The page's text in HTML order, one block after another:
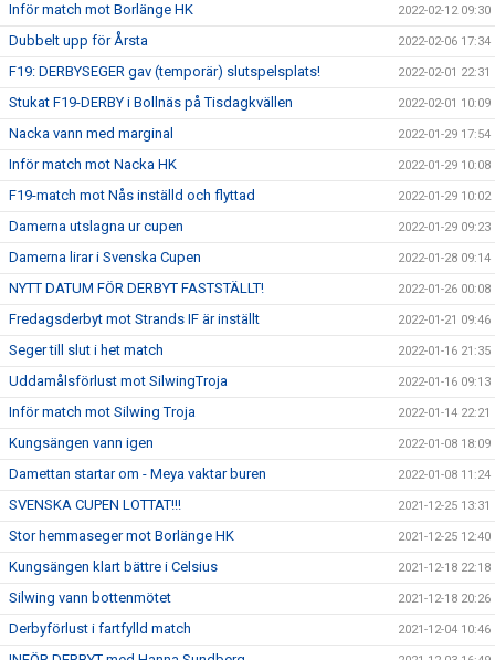
Inför match mot Borlänge HK 2022-02-12 09:30
Dubbelt upp för Årsta 2022-02-06 17:34
F19: DERBYSEGER gav (temporär) slutspelsplats! 2022-02-01 22:31
Stukat F19-DERBY i Bollnäs på Tisdagkvällen 2022-02-01 10:09
Nacka vann med marginal 2022-01-29 17:54
Inför match mot Nacka HK 2022-01-29 10:08
F19-match mot Nås inställd och flyttad 2022-01-29 10:02
Damerna utslagna ur cupen 2022-01-29 09:23
Damerna lirar i Svenska Cupen 2022-01-28 09:14
NYTT DATUM FÖR DERBYT FASTSTÄLLT! 2022-01-26 00:08
Fredagsderbyt mot Strands IF är inställt 2022-01-21 09:46
Seger till slut i het match 2022-01-16 21:35
Uddamålsförlust mot SilwingTroja 2022-01-16 09:13
Inför match mot Silwing Troja 2022-01-14 22:21
Kungsängen vann igen 2022-01-08 18:09
Damettan startar om - Meya vaktar buren 2022-01-08 11:24
SVENSKA CUPEN LOTTAT!!! 2021-12-25 13:31
Stor hemmaseger mot Borlänge HK 2021-12-25 12:40
Kungsängen klart bättre i Celsius 2021-12-18 22:18
Silwing vann bottenmötet 2021-12-18 20:26
Derbyförlust i fartfylld match 2021-12-04 10:46